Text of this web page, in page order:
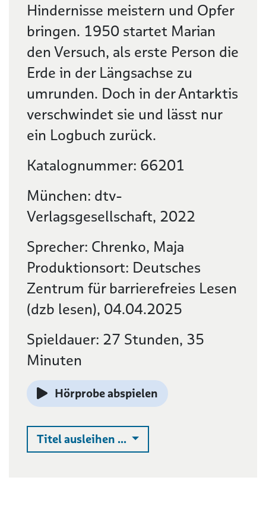
Hindernisse meistern und Opfer
bringen. 1950 startet Marian
den Versuch, als erste Person die
Erde in der Längsachse zu
umrunden. Doch in der Antarktis
verschwindet sie und lässt nur
ein Logbuch zurück.
Katalognummer: 66201
München: dtv-
Verlagsgesellschaft, 2022
Sprecher: Chrenko, Maja
Produktionsort: Deutsches
Zentrum für barrierefreies Lesen
(dzb lesen), 04.04.2025
Spieldauer: 27 Stunden, 35
Minuten
Hörprobe abspielen
Titel ausleihen ... Auswahlliste ausklappen